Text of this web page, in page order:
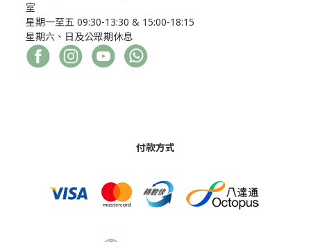
室
星期一至五 09:30-13:30 & 15:00-18:15
星期六、日及公眾期休息
付款方式